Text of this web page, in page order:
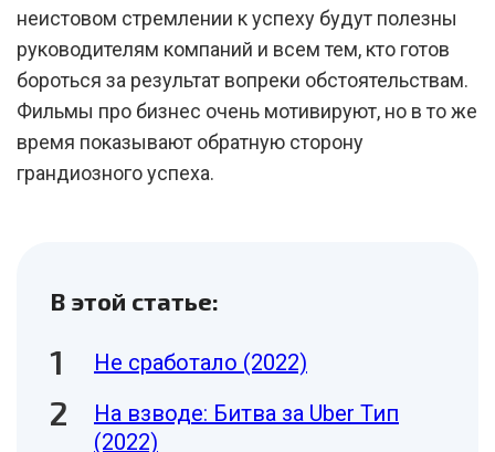
неистовом стремлении к успеху будут полезны
руководителям компаний и всем тем, кто готов
бороться за результат вопреки обстоятельствам.
Фильмы про бизнес очень мотивируют, но в то же
время показывают обратную сторону
грандиозного успеха.
В этой статье:
Не сработало (2022)
На взводе: Битва за Uber Тип
(2022)